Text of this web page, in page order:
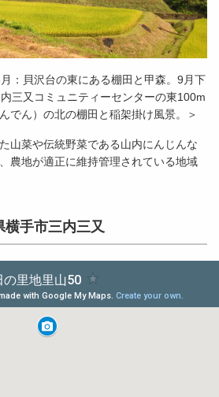
：貝沢台の東にある棚田と甲森。9月下
三又コミュニティーセンターの東100m
でん）の北の棚田と稲架掛け風景。＞
山菜や伝統野菜である山内にんじんな
農地が適正に維持管理されている地域
横手市三内三又